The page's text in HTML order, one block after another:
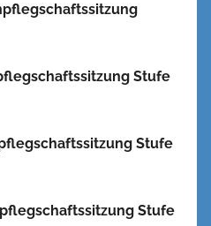
Stufe
Stufe
Stufe